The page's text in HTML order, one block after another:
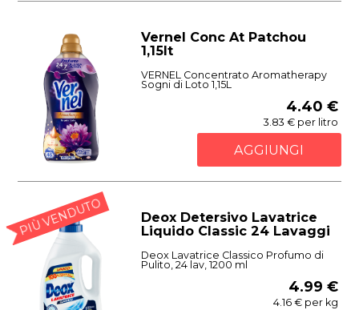
Vernel Conc At Patchou
1,15lt
VERNEL Concentrato Aromatherapy
Sogni di Loto 1,15L
4.40 €
3.83 € per litro
AGGIUNGI
PIÙ VENDUTO
Deox Detersivo Lavatrice
Liquido Classic 24 Lavaggi
Deox Lavatrice Classico Profumo di
Pulito, 24 lav, 1200 ml
4.99 €
4.16 € per kg